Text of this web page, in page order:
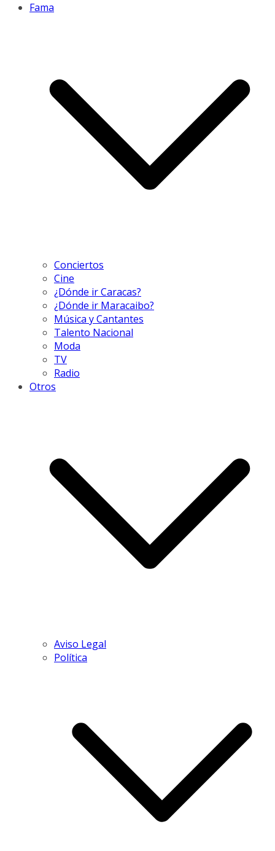
Fama
Conciertos
Cine
¿Dónde ir Caracas?
¿Dónde ir Maracaibo?
Música y Cantantes
Talento Nacional
Moda
TV
Radio
Otros
Aviso Legal
Política